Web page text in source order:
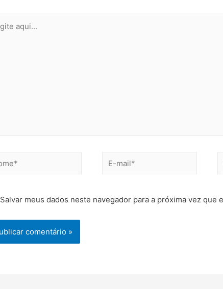
Salvar meus dados neste navegador para a próxima vez que